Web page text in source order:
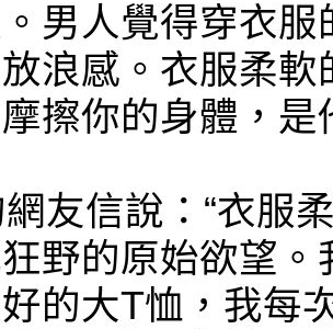
男人覺得穿衣
浪感。衣服柔
擦你的身體，
友信說：“衣服
野的原始欲望
的大T恤，我每